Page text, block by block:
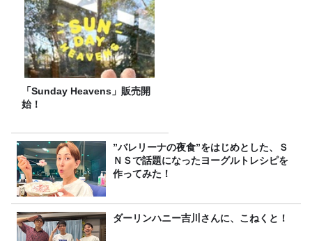
「Sunday Heavens」販売開
始！
”バレリーナの夜食”をはじめとした、Ｓ
ＮＳで話題になったヨーグルトレシピを
作ってみた！
ダーリンハニー吉川さんに、こねくと！